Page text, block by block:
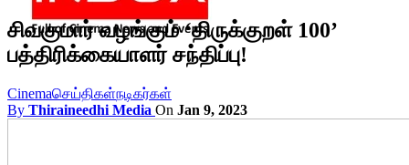
சிவகுமார் வழங்கும் ‘திருக்குறள் 100’
பத்திரிக்கையாளர் சந்திப்பு!
Cinemaசெய்திகள்நடிகர்கள்
By Thiraineedhi Media On Jan 9, 2023